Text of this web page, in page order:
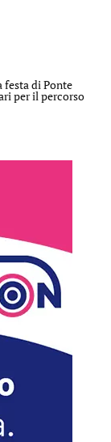
festa di Ponte
per il percorso